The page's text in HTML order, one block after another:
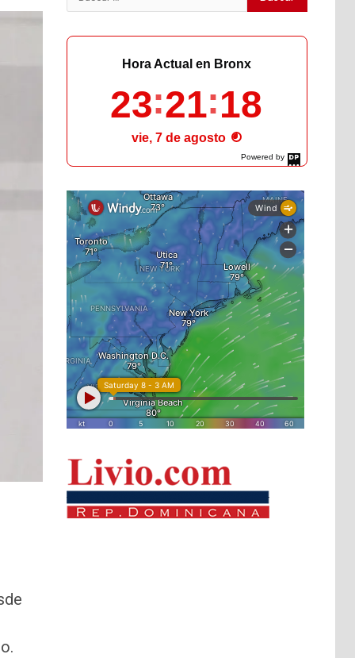
Powered by
DaysPedia.com
Hora Actual en Bronx
23 21 19
vie, 7 de agosto